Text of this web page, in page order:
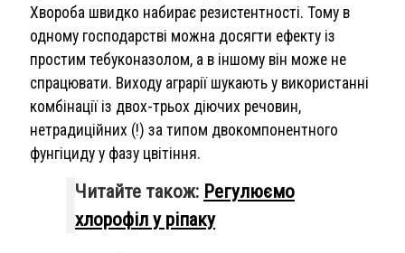
Хвороба швидко набирає резистентності. Тому в
одному господарстві можна досягти ефекту із
простим тебуконазолом, а в іншому він може не
спрацювати. Виходу аграрії шукають у використанні
комбінації із двох-трьох діючих речовин,
нетрадиційних (!) за типом двокомпонентного
фунгіциду у фазу цвітіння.
Читайте також: Регулюємо
хлорофіл у ріпаку